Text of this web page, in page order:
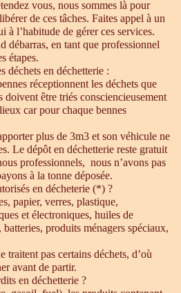
vous, nous sommes là pour
de ces tâches. Faites appel à un
à l’habitude de gérer ces services.
débarras, en tant que professionnel
étapes.
déchets en déchetterie :
réceptionnent les déchets que
doivent être triés consciencieusement
car pour chaque bennes
plus de 3m3 et son véhicule ne
Le dépôt en déchetterie reste gratuit
professionnels, nous n’avons pas
à la tonne déposée.
en décheterie (*) ?
papier, verres, plastique,
et électroniques, huiles de
produits ménagers spéciaux,
traitent pas certains déchets, d’où
avant de partir.
en déchetterie ?